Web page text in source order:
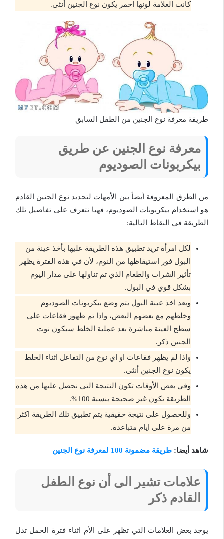
كانت العلامة لونها احمر يكون نوع الجنين أنثى.
طريقة معرفة نوع الجنين من الطفل السابق
معرفة نوع الجنين عن طريق
بيكربونات الصوديوم
من الطرق المعروفة أيضاً بين الأمهات لتحديد نوع الجنين القادم
هو استخدام بيكربونات الصوديوم، فهيا نتعرف على تفاصيل تلك
الطريقة في النقاط التالية:
لكل امرأة تريد تطبيق هذه الطريقة عليها بأخذ عينة من
البول فور استيقاظها من النوم، لأن في هذه الفترة يظهر
تأثير الشراب والطعام الذي تم تناولها على مدار اليوم
بشكل قوي في البول.
وبعد اخذ عينة البول يتم وضع بيكربونات الصوديوم
وخلطهم مع بعضهم البعض، واذا تم ظهور فقاعات على
سطح العينة مباشرة بعد عملية الخلط سيكون نوت
الجنين ذكر.
واذا لم يظهر فقاعات او اي نوع من التفاعل اثناء الخلط
يكون نوع الجنين أنثى.
وفي بعص الأوقات تكون النتيجة التي نحصل عليها من هذه
الطريقة تكون غير صحيحة بنسبة 100%.
وللحصول على نتيجة حقيقية يتم تطبيق تلك الطريقة اكثر
من مرة على ايام متباعدة.
شاهد أيضا: طريقة مضمونة 100 لمعرفة نوع الجنين
علامات تشير الى أن نوع الطفل
القادم ذكر
يوجد بعض العلامات التي تظهر على الأم اثناء فترة الحمل تدل